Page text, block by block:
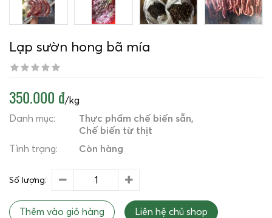
Lạp sườn hong bã mía
350.000 đ/kg
Danh mục:
Thực phẩm chế biến sẵn
Chế biến từ thịt
Tình trạng:
Còn hàng
Số lượng:
Thêm vào giỏ hàng Liên hệ chủ shop